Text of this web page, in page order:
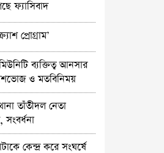
ফ্যাসিবাদ
প্রোগ্রাম’
ব্যক্তিত্ব আনসার
ও মতবিনিময়
তাঁতীদল নেতা
সংবর্ধনা
কেন্দ্র করে সংঘর্ষে